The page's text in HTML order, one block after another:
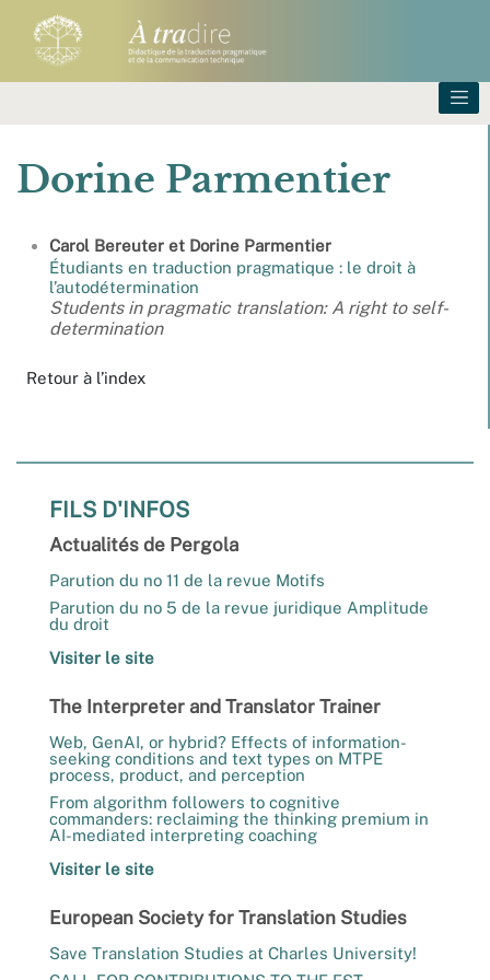
Dorine Parmentier
Carol Bereuter et Dorine Parmentier
Étudiants en traduction pragmatique : le droit à
l’autodétermination
Students in pragmatic translation: A right to self-
determination
Retour à l’index
FILS D'INFOS
Actualités de Pergola
Parution du no 11 de la revue Motifs
Parution du no 5 de la revue juridique Amplitude
du droit
Visiter le site
The Interpreter and Translator Trainer
Web, GenAI, or hybrid? Effects of information-
seeking conditions and text types on MTPE
process, product, and perception
From algorithm followers to cognitive
commanders: reclaiming the thinking premium in
AI-mediated interpreting coaching
Visiter le site
European Society for Translation Studies
Save Translation Studies at Charles University!